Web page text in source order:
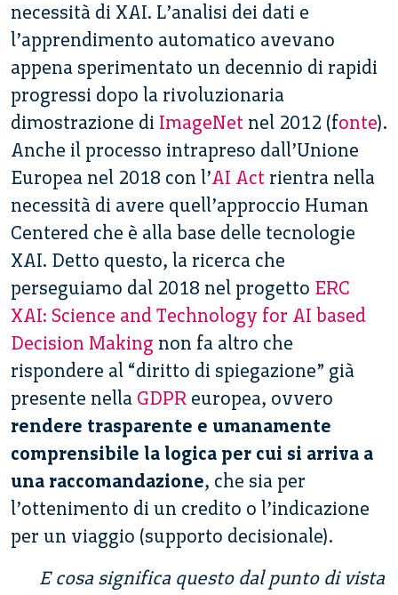
necessità di XAI. L’analisi dei dati e
l’apprendimento automatico avevano
appena sperimentato un decennio di rapidi
progressi dopo la rivoluzionaria
dimostrazione di ImageNet nel 2012 (fonte).
Anche il processo intrapreso dall’Unione
Europea nel 2018 con l’AI Act rientra nella
necessità di avere quell’approccio Human
Centered che è alla base delle tecnologie
XAI. Detto questo, la ricerca che
perseguiamo dal 2018 nel progetto ERC
XAI: Science and Technology for AI based
Decision Making non fa altro che
rispondere al “diritto di spiegazione” già
presente nella GDPR europea, ovvero
rendere trasparente e umanamente
comprensibile la logica per cui si arriva a
una raccomandazione, che sia per
l’ottenimento di un credito o l’indicazione
per un viaggio (supporto decisionale).
E cosa significa questo dal punto di vista